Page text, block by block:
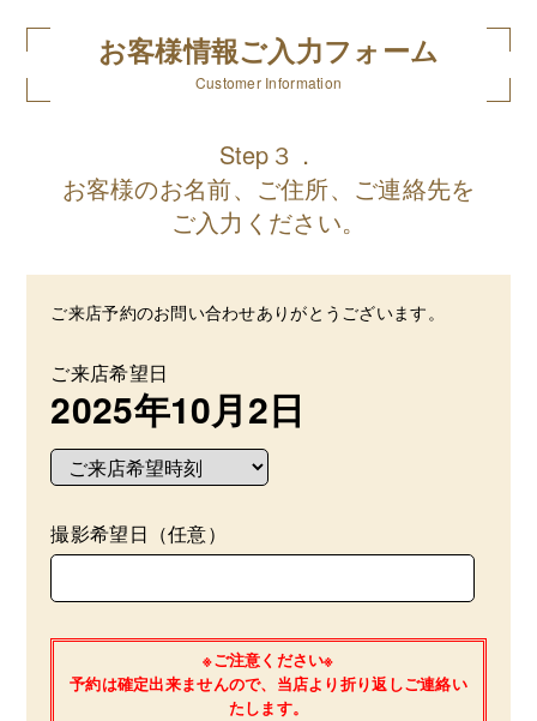
お客様情報ご入力フォーム
Customer Information
Step３．
お客様のお名前、ご住所、ご連絡先を
ご入力ください。
ご来店予約のお問い合わせありがとうございます。
ご来店希望日
2025年10月2日
撮影希望日（任意）
※ご注意ください※
予約は確定出来ませんので、当店より折り返しご連絡い
たします。